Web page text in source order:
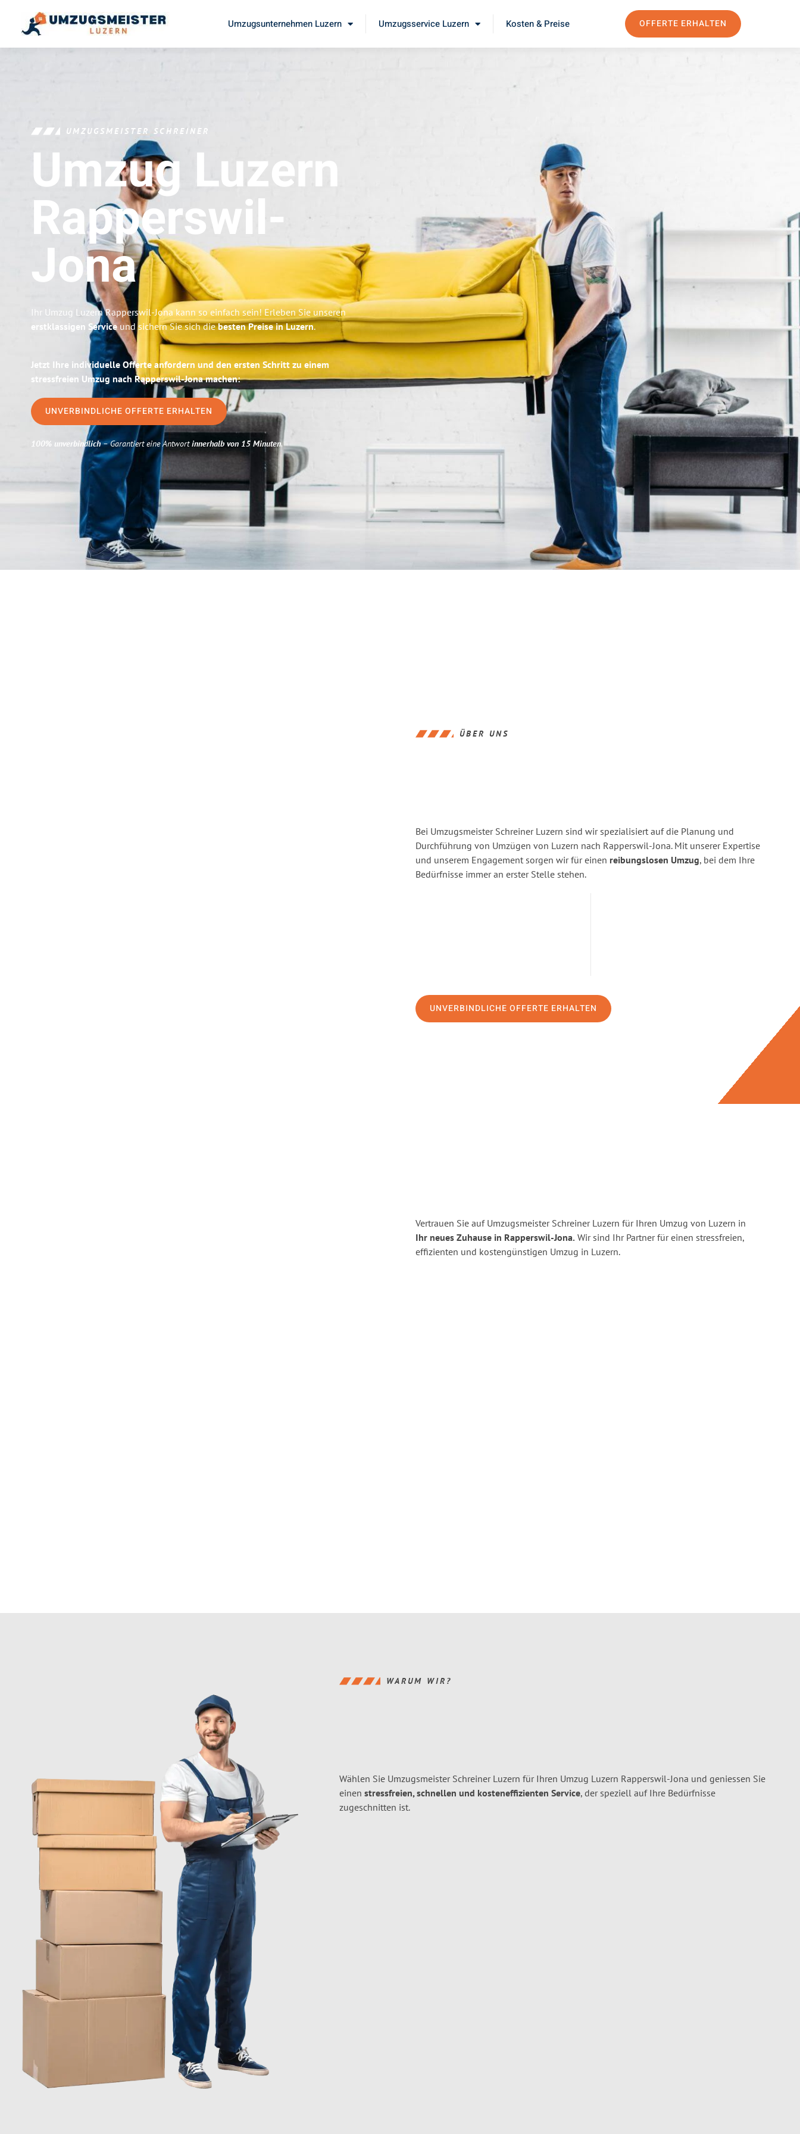
Umzugsunternehmen Luzern Umzugsservice Luzern Kosten & Preise OFFERTE ERHALTEN
UMZUGSMEISTER SCHREINER
Umzug Luzern
Rapperswil-
Jona
Ihr Umzug Luzern Rapperswil-Jona kann so einfach sein! Erleben Sie unseren
erstklassigen Serviceund sichern Sie sich diebesten Preise in Luzern.
Jetzt Ihre individuelle Offerte anfordern und den ersten Schritt zu einem
stressfreien Umzug nach Rapperswil-Jona machen:
UNVERBINDLICHE OFFERTE ERHALTEN
100% unverbindlich– Garantiert eine Antwortinnerhalb von 15 Minuten.
ÜBER UNS
Bei Umzugsmeister Schreiner Luzern sind wir spezialisiert auf die Planung und
Durchführung von Umzügen von Luzern nach Rapperswil-Jona. Mit unserer Expertise
und unserem Engagement sorgen wir für einen reibungslosen Umzug, bei dem Ihre
Bedürfnisse immer an erster Stelle stehen.
UNVERBINDLICHE OFFERTE ERHALTEN
Vertrauen Sie auf Umzugsmeister Schreiner Luzern für Ihren Umzug von Luzern in
Ihr neues Zuhause in Rapperswil-Jona. Wir sind Ihr Partner für einen stressfreien,
effizienten und kostengünstigen Umzug in Luzern.
WARUM WIR?
Wählen Sie Umzugsmeister Schreiner Luzern für Ihren Umzug Luzern Rapperswil-Jona und geniessen Sie
einen stressfreien, schnellen und kosteneffizienten Service, der speziell auf Ihre Bedürfnisse
zugeschnitten ist.